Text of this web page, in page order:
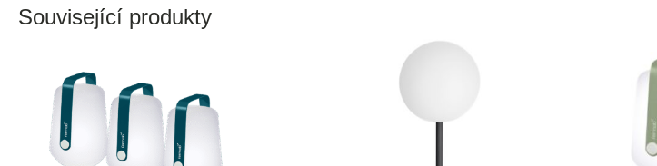
Související produkty